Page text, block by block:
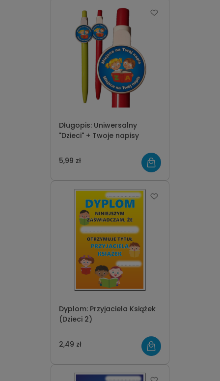
Długopis: Uniwersalny
"Dzieci" + Twoje napisy
5,99 zł
Dyplom: Przyjaciela Książek
(Dzieci 2)
2,49 zł